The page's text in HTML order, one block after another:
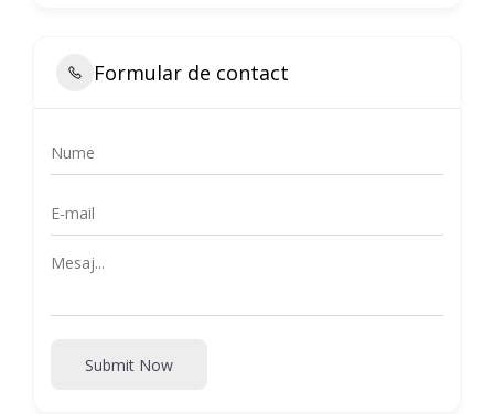
Formular de contact
Submit Now